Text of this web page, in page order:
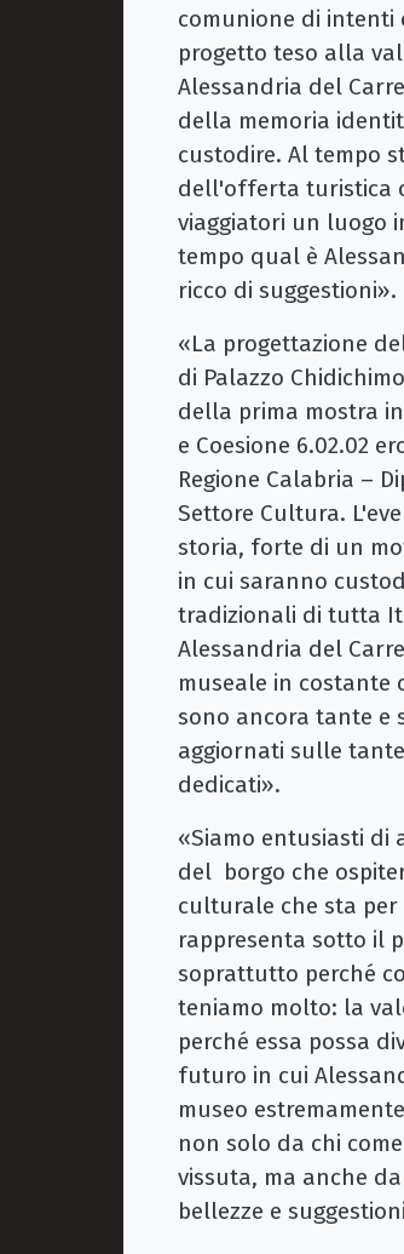
comunione di
progetto teso alla
Alessandria del
della memoria
custodire. Al tempo
dell'offerta turistica
viaggiatori un luogo
tempo qual è
ricco di suggestioni».
«La progettazione
di Palazzo
della prima mostra
e Coesione 6.02.02
Regione Calabria –
Settore Cultura.
storia, forte di un
in cui saranno
tradizionali di tutta
Alessandria del
museale in costante
sono ancora tante e
aggiornati sulle
dedicati».
«Siamo entusiasti di
del borgo che
culturale che sta
rappresenta sotto il
soprattutto perché
teniamo molto: la
perché essa possa
futuro in cui
museo
non solo da chi
vissuta, ma anche
bellezze e